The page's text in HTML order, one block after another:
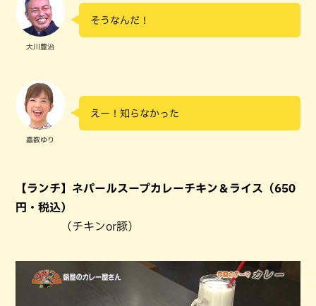
大川豊治
そうなんだ！
嘉数ゆり
えー！知らなかった
【ランチ】ネパールスープカレーチキン＆ライス（650
円・税込）
（チキンor豚）